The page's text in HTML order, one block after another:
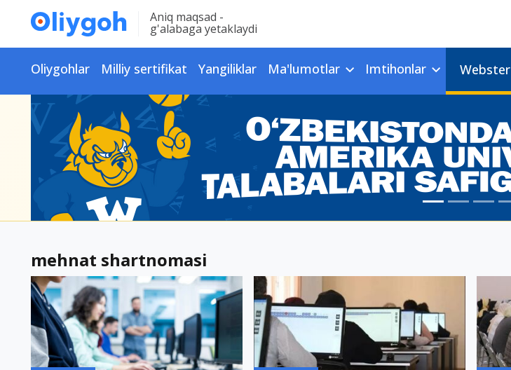
Aniq maqsad -
g'alabaga yetaklaydi
Oliygohlar Milliy sertifikat Yangiliklar Ma'lumotlar Imtihonlar Webster
mehnat shartnomasi